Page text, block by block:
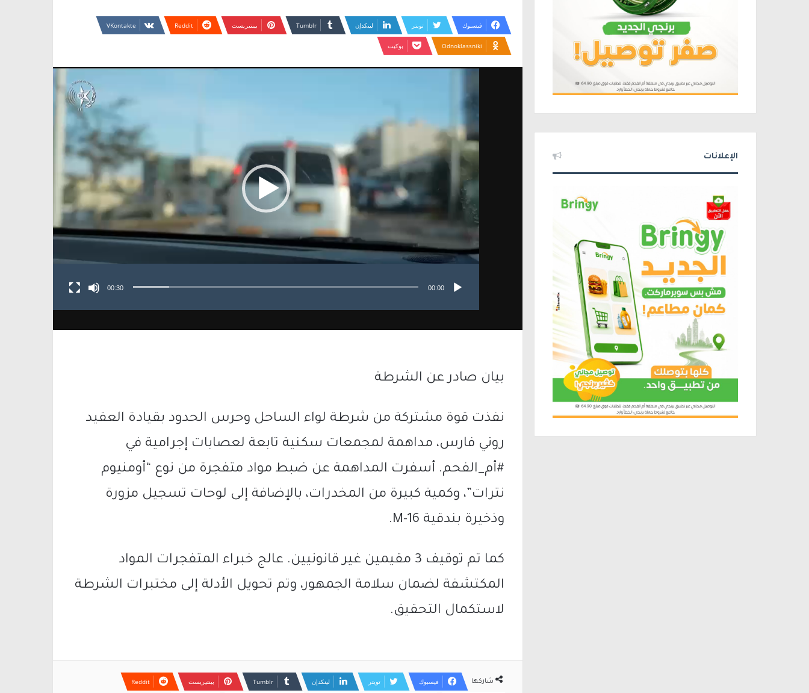
فيسبوك تويتر لينكدإن بينتيريست
Odnoklassniki بوكيت
مشغل
00:00
00:30
بيان صادر عن الشرطة
نفذت قوة مشتركة من شرطة لواء الساحل وحرس الحدود بقيادة العقيد
روني فارس، مداهمة لمجمعات سكنية تابعة لعصابات إجرامية في
#أم_الفحم. أسفرت المداهمة عن ضبط مواد متفجرة من نوع “أومنيوم
نترات”، وكمية كبيرة من المخدرات، بالإضافة إلى لوحات تسجيل مزورة
وذخيرة بندقية M-16.
كما تم توقيف 3 مقيمين غير قانونيين. عالج خبراء المتفجرات المواد
المكتشفة لضمان سلامة الجمهور، وتم تحويل الأدلة إلى مختبرات الشرطة
لاستكمال التحقيق.
شاركها فيسبوك تويتر لينكدإن بينتيريست
الإعلانات